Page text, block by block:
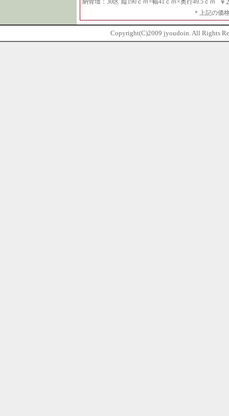
納骨壇：30区 縦190ｃｍ×幅41ｃｍ×奥行49.5ｃｍ ￥
＊上記の価
Copyright(C)2009 jyoudoin. All Rights